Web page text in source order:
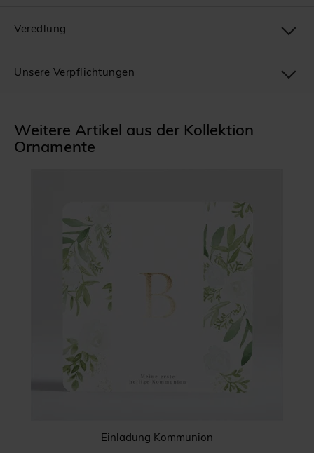
Weitere Artikel aus der Kollektion
Ornamente
Einladung Kommunion
Veredlung
Unsere Verpflichtungen